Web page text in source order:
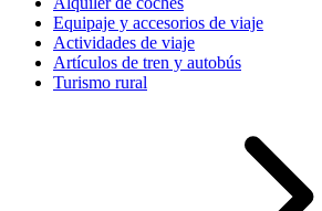
Equipaje y accesorios de viaje
Actividades de viaje
Artículos de tren y autobús
Turismo rural